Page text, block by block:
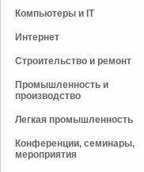
Компьютеры и IT
Интернет
Строительство и ремонт
Промышленность и
производство
Легкая промышленность
Конференции, семинары,
мероприятия